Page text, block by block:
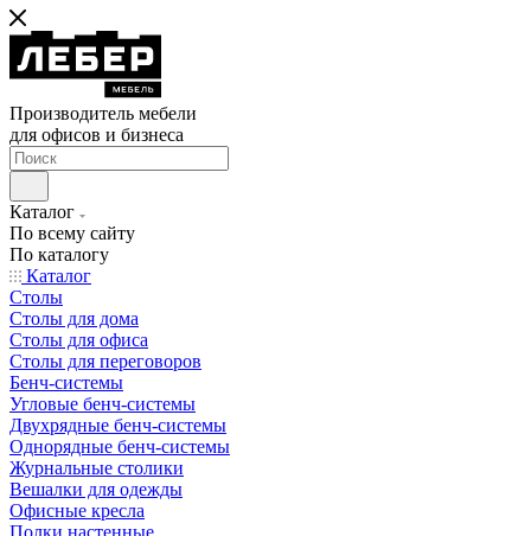
Производитель мебели
для офисов и бизнеса
Каталог
По всему сайту
По каталогу
Каталог
Столы
Столы для дома
Столы для офиса
Столы для переговоров
Бенч-системы
Угловые бенч-системы
Двухрядные бенч-системы
Однорядные бенч-системы
Журнальные столики
Вешалки для одежды
Офисные кресла
Полки настенные